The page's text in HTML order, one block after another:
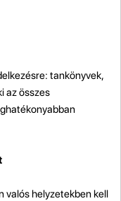
tankönyvek,
az összes
valós helyzetekben kell